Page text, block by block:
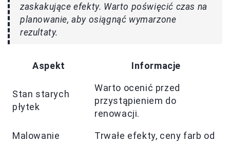
zaskakujące efekty. Warto poświęcić czas na
planowanie, aby osiągnąć wymarzone
rezultaty.
Aspekt Informacje
Stan starych
płytek
Warto ocenić przed
przystąpieniem do
renowacji.
Malowanie
Trwałe efekty, ceny farb od